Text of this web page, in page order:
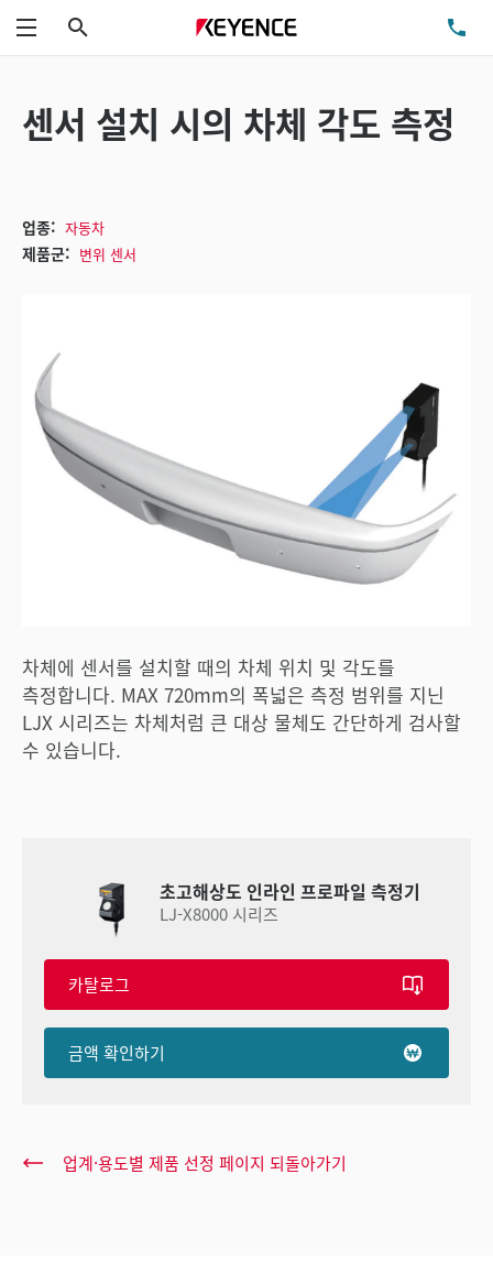
메뉴
센서 설치 시의 차체 각도 측정
업종: 자동차
제품군: 변위 센서
차체에 센서를 설치할 때의 차체 위치 및 각도를
측정합니다. MAX 720mm의 폭넓은 측정 범위를 지닌
LJX 시리즈는 차체처럼 큰 대상 물체도 간단하게 검사할
수 있습니다.
초고해상도 인라인 프로파일 측정기
LJ-X8000 시리즈
카탈로그
금액 확인하기
업계·용도별 제품 선정 페이지 되돌아가기